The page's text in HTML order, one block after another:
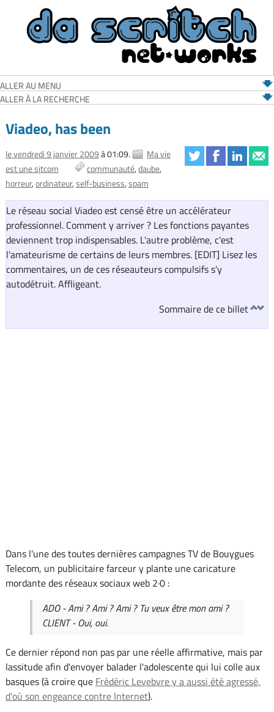
ALLER AU MENU
ALLER À LA RECHERCHE
Viadeo, has been
le vendredi 9 janvier 2009à 01:09.
Ma vie
est une sitcom
communauté daube
horreur ordinateur self-business spam
Le réseau social Viadeo est censé être un accélérateur
professionnel. Comment y arriver ? Les fonctions payantes
deviennent trop indispensables. L'autre problème, c'est
l'amateurisme de certains de leurs membres. [EDIT] Lisez les
commentaires, un de ces réseauteurs compulsifs s'y
autodétruit. Affligeant.
Sommaire de ce billet
Dans l'une des toutes dernières campagnes TV de Bouygues
Telecom, un publicitaire farceur y plante une caricature
mordante des réseaux sociaux web 2·0 :
ADO - Ami ? Ami ? Ami ? Tu veux être mon ami ?
CLIENT - Oui, oui.
Ce dernier répond non pas par une réelle affirmative, mais par
lassitude afin d'envoyer balader l'adolescente qui lui colle aux
basques (à croire que Frédéric Levebvre y a aussi été agressé,
d'où son engeance contre Internet).